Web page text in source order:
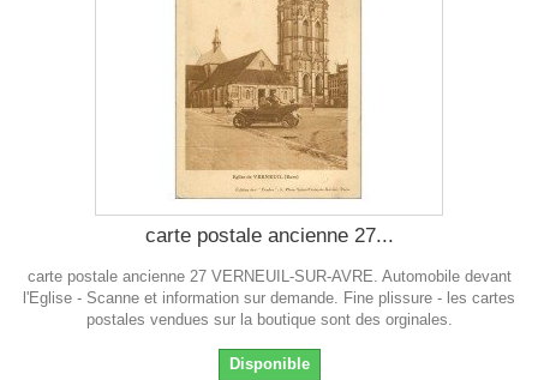
carte postale ancienne 27...
carte postale ancienne 27 VERNEUIL-SUR-AVRE. Automobile devant
l'Eglise - Scanne et information sur demande. Fine plissure - les cartes
postales vendues sur la boutique sont des orginales.
Disponible